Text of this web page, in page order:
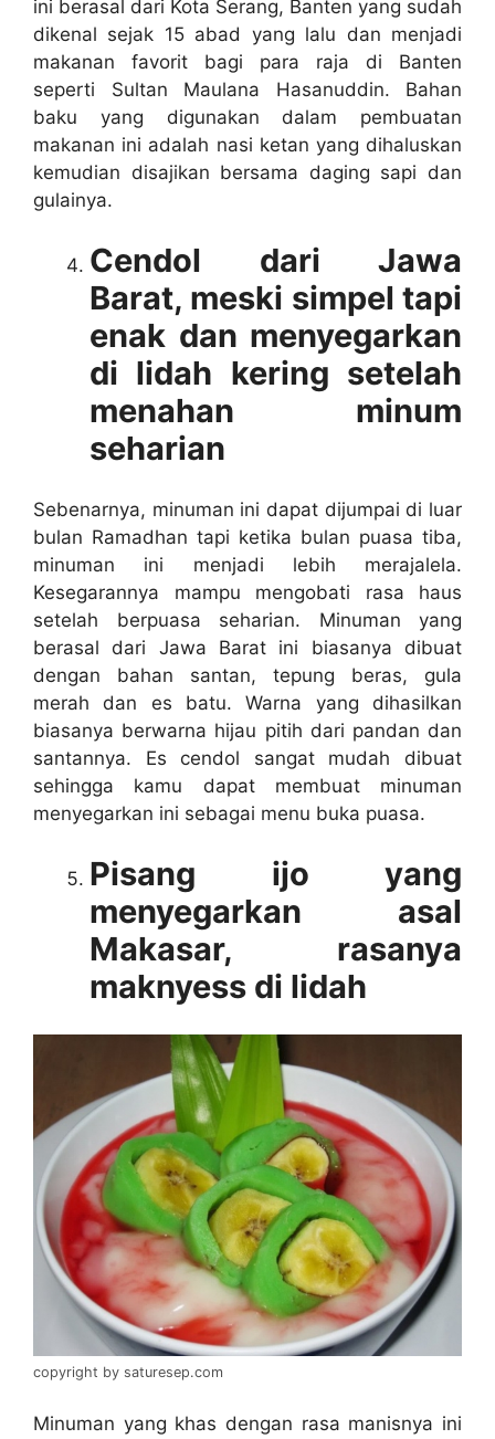
ini berasal dari Kota Serang, Banten yang sudah
dikenal sejak 15 abad yang lalu dan menjadi
makanan favorit bagi para raja di Banten
seperti Sultan Maulana Hasanuddin. Bahan
baku yang digunakan dalam pembuatan
makanan ini adalah nasi ketan yang dihaluskan
kemudian disajikan bersama daging sapi dan
gulainya.
Cendol dari Jawa
Barat, meski simpel tapi
enak dan menyegarkan
di lidah kering setelah
menahan minum
seharian
Sebenarnya, minuman ini dapat dijumpai di luar
bulan Ramadhan tapi ketika bulan puasa tiba,
minuman ini menjadi lebih merajalela.
Kesegarannya mampu mengobati rasa haus
setelah berpuasa seharian. Minuman yang
berasal dari Jawa Barat ini biasanya dibuat
dengan bahan santan, tepung beras, gula
merah dan es batu. Warna yang dihasilkan
biasanya berwarna hijau pitih dari pandan dan
santannya. Es cendol sangat mudah dibuat
sehingga kamu dapat membuat minuman
menyegarkan ini sebagai menu buka puasa.
Pisang ijo yang
menyegarkan asal
Makasar, rasanya
maknyess di lidah
copyright by saturesep.com
Minuman yang khas dengan rasa manisnya ini